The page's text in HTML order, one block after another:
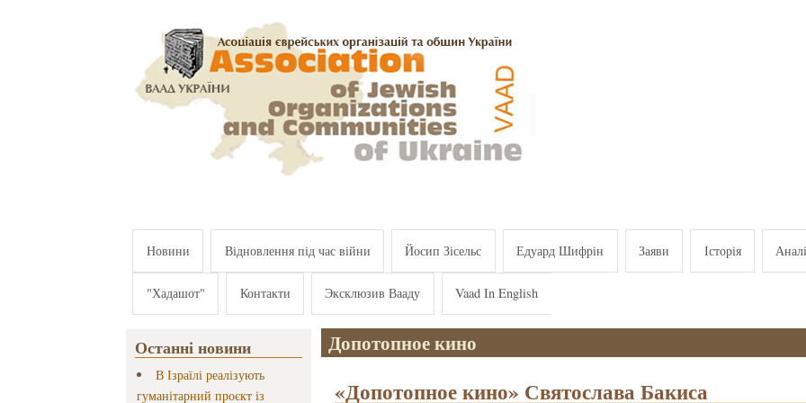
Новини Відновлення під час війни Йосип Зісельс Едуард Шифрін Заяви Історія
"Хадашот" Контакти Эксклюзив Вааду Vaad In English
Останні новини
В Ізраїлі реалізують
гуманітарний проєкт із
Допотопное кино
«Допотопное кино» Святослава Бакиса